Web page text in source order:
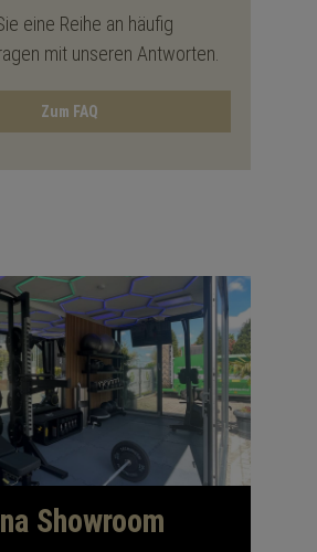
eine Reihe an häufig
mit unseren Antworten.
Zum FAQ
Showroom